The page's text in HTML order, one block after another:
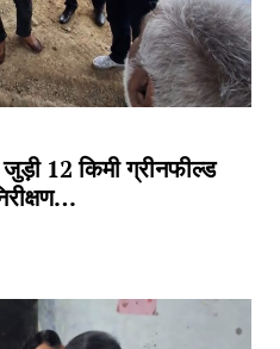
12 किमी ग्रीनफील्ड